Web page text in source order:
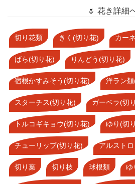
🌷 花き詳細
切り花類 きく(切り花) カー
ばら(切り花) りんどう(切り花)
宿根かすみそう(切り花) 洋ラン
スターチス(切り花) ガーベラ(切
トルコギキョウ(切り花) ゆり(切
チューリップ(切り花) アルスト
切り葉 切り枝 球根類 ゆ